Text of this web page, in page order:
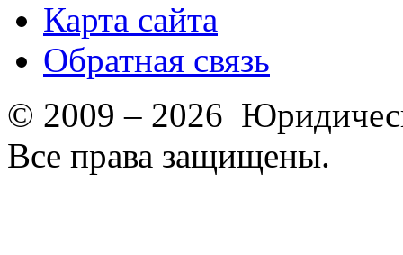
Карта сайта
Обратная связь
© 2009 – 2026
Все права защищены.